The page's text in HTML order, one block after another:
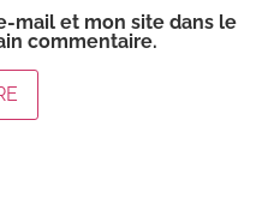
mail et mon site dans le
commentaire.